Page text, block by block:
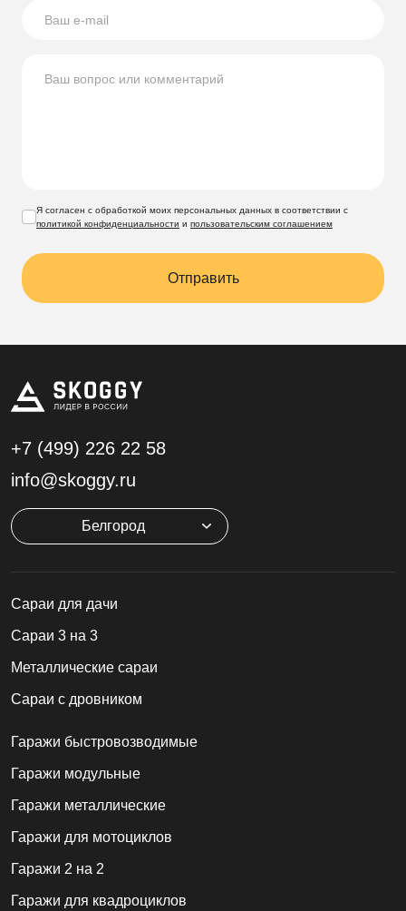
Я согласен с обработкой моих персональных данных в соответствии с
политикой конфиденциальности и пользовательским соглашением
Отправить
+7 (499) 226 22 58
info@skoggy.ru
Белгород
Cараи для дачи
Сараи 3 на 3
Металлические сараи
Сараи с дровником
Гаражи быстровозводимые
Гаражи модульные
Гаражи металлические
Гаражи для мотоциклов
Гаражи 2 на 2
Гаражи для квадроциклов